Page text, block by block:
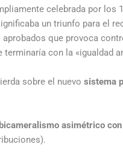
celebrada por los
un triunfo para el
que provoca
con la «igualdad
sobre el nuevo sistema
asimétrico con